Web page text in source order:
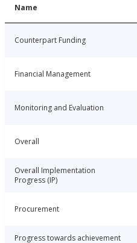
Name
Counterpart Funding
Financial Management
Monitoring and Evaluation
Overall
Overall Implementation
Progress (IP)
Procurement
Progress towards achievement